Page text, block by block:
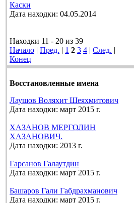
Каски
Дата находки: 04.05.2014
Находки 11 - 20 из 39
Начало | Пред. | 1 2 3 4 | След. |
Конец
Восстановленные имена
Лаушов Воляхит Шеяхмитович
Дата находки: март 2015 г.
ХАЗАНОВ МЕРГОЛИН
ХАЗАНОВИЧ.
Дата находки: 2013 г.
Гарсанов Галаутдин
Дата находки: март 2015 г.
Башаров Гали Габдрахманович
Дата находки: март 2015 г.